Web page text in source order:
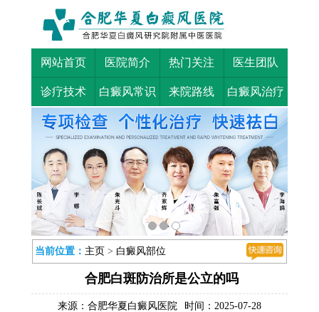
网站首页 医院简介 热门关注 医生团队
诊疗技术 白癜风常识 来院路线 白癜风治疗
当前位置： 主页 > 白癜风部位
合肥白斑防治所是公立的吗
来源： 合肥华夏白癜风医院 时间：2025-07-28